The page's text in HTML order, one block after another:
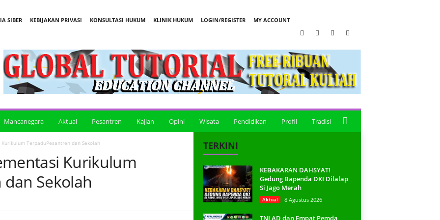
SIBER KEBIJAKAN PRIVASI KONSULTASI HUKUM KLINIK HUKUM LOGIN/REGISTER MY ACCOUNT
Mancanegara Aktual Pesantren Kajian Opini Wisata Pendidikan Profil Tradisi
TerpaduPesantren dan Sekolah
Kurikulum
Sekolah
TERKINI
KEBAKARAN DAHSYAT!
Gedung Bapenda DKI Dilalap
Si Jago Merah
Aktual 8 Agustus 2026
TNI AD dan Empat Pemda